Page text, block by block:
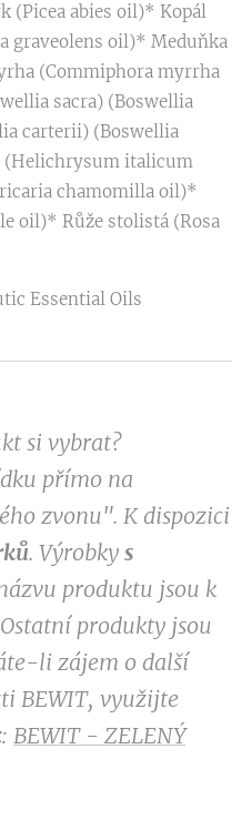
(Picea abies oil)* Kopál
graveolens oil)* Meduňka
(Commiphora myrrha
sacra) (Boswellia
carterii) (Boswellia
(Helichrysum italicum
chamomilla oil)*
oil)* Růže stolistá (Rosa
Essential Oils
si vybrat?
přímo na
zvonu". K dispozici
. Výrobky s
produktu jsou k
produkty jsou
li zájem o další
BEWIT, využijte
BEWIT - ZELENÝ